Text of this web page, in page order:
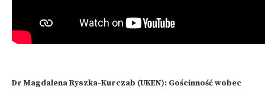
Dr Magdalena Ryszka-Kurczab (UKEN): Gościnność wobec